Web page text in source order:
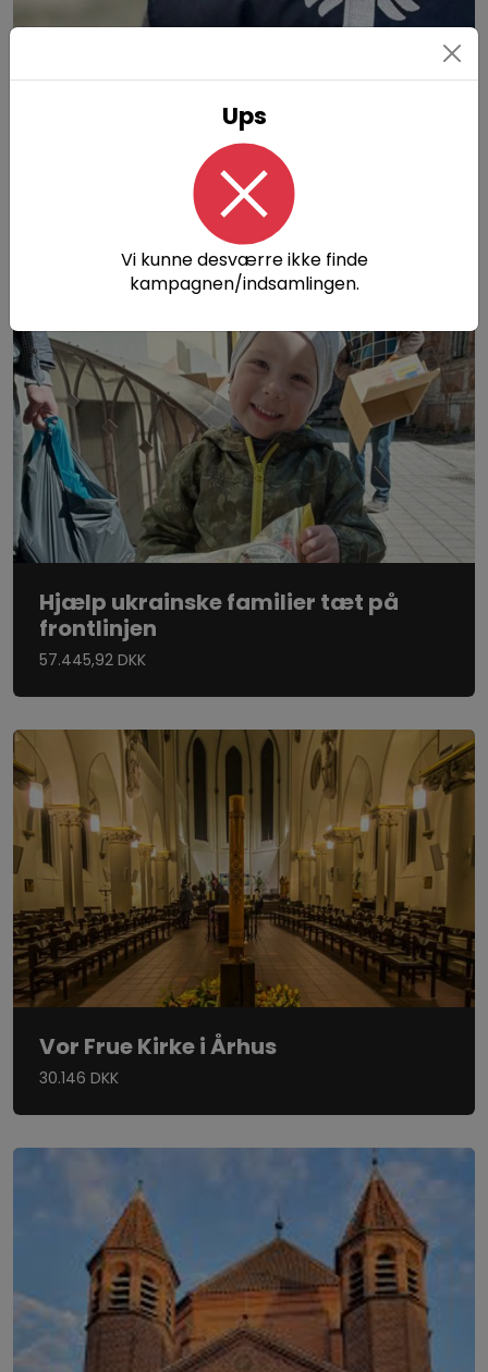
Ups
Vi kunne desværre ikke finde
kampagnen/indsamlingen.
Ramboll collecting donations for
Hjælp ukrainske familier tæt på
frontlinjen
57.445,92 DKK
Vor Frue Kirke i Århus
30.146 DKK